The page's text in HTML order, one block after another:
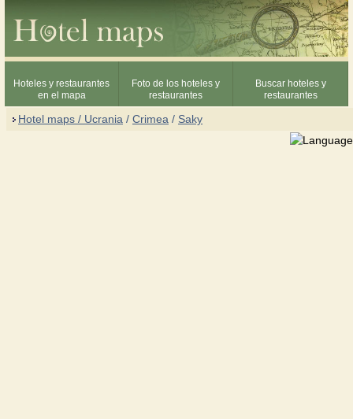
Hoteles y restaurantes
en el mapa
Foto de los hoteles y
restaurantes
Buscar hoteles y
restaurantes
Hotel maps / Ucrania / Crimea / Saky